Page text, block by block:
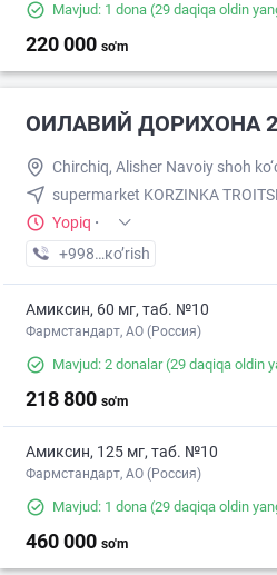
Mavjud: 1 dona (29 daqiqa oldin
220 000 so'm
ОИЛАВИЙ ДОРИХОНА 2
Chirchiq, Alisher Navoiy shoh
supermarket KORZINKA
Yopiq ·
+998 (77) XXX-XX-XX
кo’rish
Амиксин, 60 мг, таб. №10
Фармстандарт, АО (Россия)
Mavjud: 2 donalar(29 daqiqa oldin
218 800 so'm
Амиксин, 125 мг, таб. №10
Фармстандарт, АО (Россия)
Mavjud: 1 dona (29 daqiqa oldin
460 000 so'm